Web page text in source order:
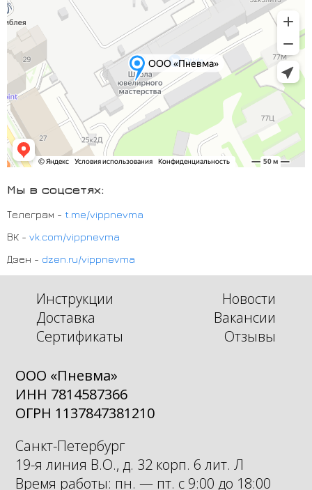
Мы в соцсетях:
Телеграм - t.me/vippnevma
ВК - vk.com/vippnevma
Дзен - dzen.ru/vippnevma
Новости
Инструкции
Вакансии
Доставка
Отзывы
Сертификаты
ООО «Пневма»
ИНН 7814587366
ОГРН 1137847381210
Санкт-Петербург
19-я линия В.О., д. 32 корп. 6 лит. Л
Время работы: пн. — пт. с 9:00 до 18:00